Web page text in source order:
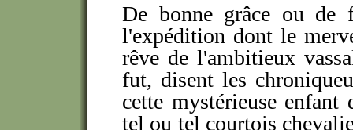
De bonne grâce ou de
l'expédition dont le
rêve de l'ambitieux
fut, disent les
cette mystérieuse enfant
tel ou tel courtois